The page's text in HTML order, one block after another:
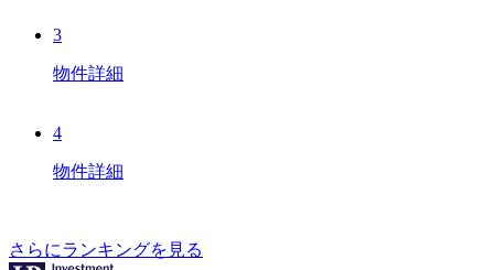
3
物件詳細
4
物件詳細
さらにランキングを見る